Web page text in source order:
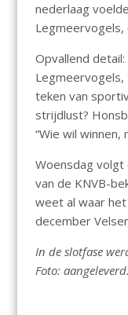
nederlaag
Legmeervogels,
Opvallend
teken van
strijdlust?
“Wie wil
Woensdag
van de KNVB-
weet al waar
december
In de slotfase
Foto: aangeleverd.